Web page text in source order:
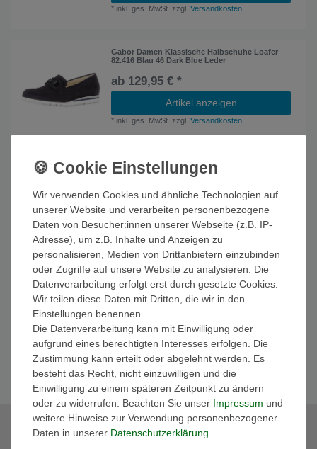
* inkl. ges. MwSt. zzgl.Versandkosten
Gabor Damen Klassische Halbschuhe Loafer
82.416 Blau 46 Dark Blue Leder
ab 129,95 € *
Artikel anzeigen
* inkl. ges. MwSt. zzgl.Versandkosten
Marco Tozzi Damen Klassische Halbschuhe by
GMK Slipper 2-84200-42 Braun 347 Cognac
UVP 79,95 €
55,26 € *
In den Warenkorb
*inkl. ges. MwSt.zzgl. Versandkosten
Marco Tozzi Damen Klassische Halbschuhe by
GMK Slipper 2-84200-42 Schwarz 022 Black
Nappa Leder
ab 79,95 € *
Artikel anzeigen
*inkl. ges. MwSt.zzgl.Versandkosten
Wir verwenden Cookies und ähnliche Technologien auf
unserer Website und verarbeiten personenbezogene
Daten von Besucher:innen unserer Webseite (z.B. IP-
Adresse), um z.B. Inhalte und Anzeigen zu
personalisieren, Medien von Drittanbietern einzubinden
oder Zugriffe auf unsere Website zu analysieren. Die
Datenverarbeitung erfolgt erst durch gesetzte Cookies.
Wir teilen diese Daten mit Dritten, die wir in den
Einstellungen benennen.
Die Datenverarbeitung kann mit Einwilligung oder
aufgrund eines berechtigten Interesses erfolgen. Die
Zustimmung kann erteilt oder abgelehnt werden. Es
besteht das Recht, nicht einzuwilligen und die
Einwilligung zu einem späteren Zeitpunkt zu ändern
oder zu widerrufen. Beachten Sie unser Impressum und
weitere Hinweise zur Verwendung personenbezogener
Daten in unserer Daten­schutz­erklärung